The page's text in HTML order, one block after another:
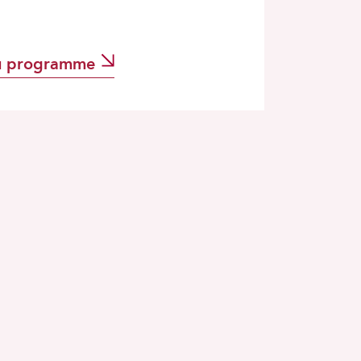
programme